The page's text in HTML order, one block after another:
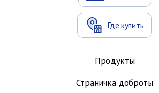
Где купить
Продукты
Страничка доброты